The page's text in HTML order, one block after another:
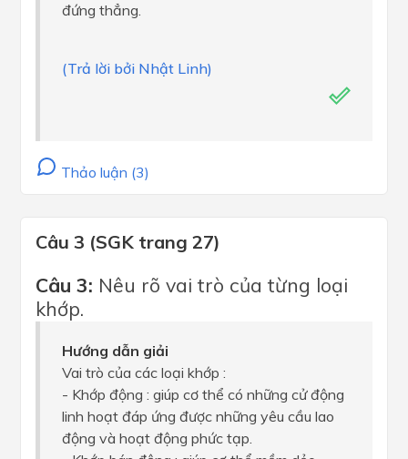
đứng thẳng.
(Trả lời bởi Nhật Linh)
Thảo luận (3)
Câu 3 (SGK trang 27)
Câu 3: Nêu rõ vai trò của từng loại
khớp.
Hướng dẫn giải
Vai trò của các loại khớp :
- Khớp động : giúp cơ thể có những cử động
linh hoạt đáp ứng được những yêu cầu lao
động và hoạt động phức tạp.